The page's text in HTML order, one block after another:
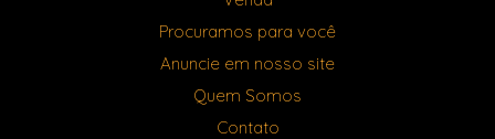
Procuramos para você
Anuncie em nosso site
Quem Somos
Contato